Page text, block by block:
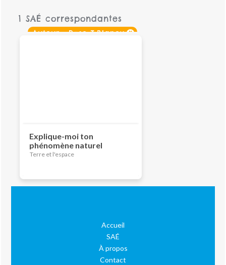
1 SAÉ correspondantes
Auteur : Rose T.Blaney x
Explique-moi ton
phénomène naturel
Terre et l'espace
Accueil
SAÉ
À propos
Contact